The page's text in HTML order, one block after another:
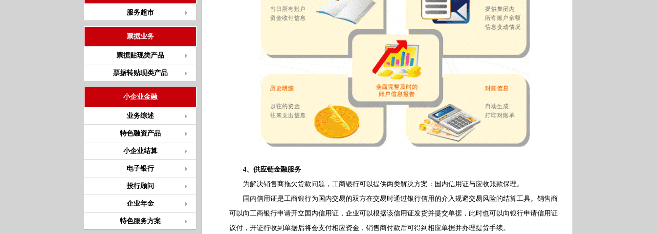
服务超市
票据业务
票据贴现类产品
票据转贴现类产品
小企业金融
业务综述
特色融资产品
小企业结算
电子银行
投行顾问
企业年金
特色服务方案
4、供应链金融服务
为解决销售商拖欠货款问题，工商银行可以提供两类解决方案：国内信用证与应收账款保理。
国内信用证是工商银行为国内交易的双方在交易时通过银行信用的介入规避交易风险的结算工具。销售商
可以向工商银行申请开立国内信用证，企业可以根据该信用证发货并提交单据，此时也可以向银行申请信用证
议付，开证行收到单据后将会支付相应资金，销售商付款后可得到相应单据并办理提货手续。